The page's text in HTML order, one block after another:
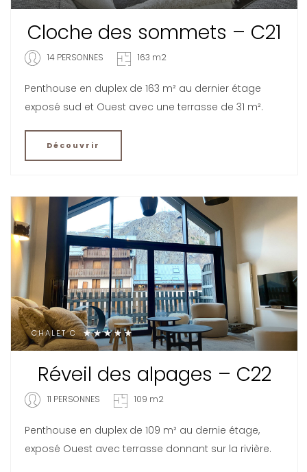
Cloche des sommets – C21
14 PERSONNES 163 m2
Penthouse en duplex de 163 m² au dernier étage
exposé sud et Ouest avec une terrasse de 31 m².
Découvrir
CHALET C
Réveil des alpages – C22
11 PERSONNES 109 m2
Penthouse en duplex de 109 m² au dernie étage,
exposé Ouest avec terrasse donnant sur la rivière.